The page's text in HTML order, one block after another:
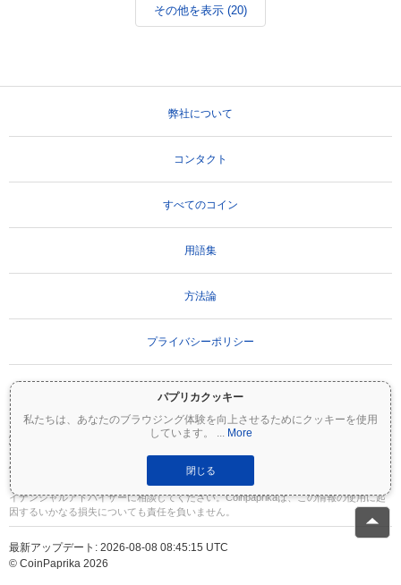
パプリカクッキー
私たちは、あなたのブラウジング体験を向上させるためにクッキーを使用
しています。
... More
閉じる
その他を表示 (20)
弊社について
コンタクト
すべてのコイン
用語集
方法論
プライバシーポリシー
重要な免責事項：
暗号資産は非常にボラティリティが高く、重大なリスクを伴いま
す。投資額の一部または全額を失う可能性があります。Coinpaprikaのすべての情報は
情報提供のみを目的としており、財務または投資のアドバイスを構成するものではあ
りません。投資判断を行う前に、必ずご自身で調査（DYOR）を行い、資格のあるファ
イナンシャルアドバイザーに相談してください。Coinpaprikaは、この情報の使用に起
因するいかなる損失についても責任を負いません。
最新アップデート: 2026-08-08 08:45:15 UTC
© CoinPaprika 2026